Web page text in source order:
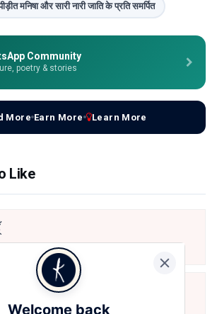
मनिषा और सारी नारी जाति के प्रति समर्पित
Community
poetry & stories
More Earn More Learn More
Like
Aug 5, 2026
Welcome back